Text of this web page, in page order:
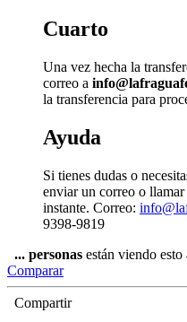
Cuarto
Una vez hecha la
correo a
la transferencia para
Ayuda
Si tienes dudas o
enviar un correo o
instante. Correo:
9398-9819
... personas están viendo
Comparar
Compartir